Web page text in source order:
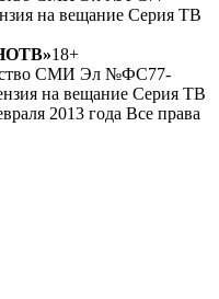
на вещание Серия ТВ
18+
СМИ Эл №ФС77-
на вещание Серия ТВ
2013 года Все права